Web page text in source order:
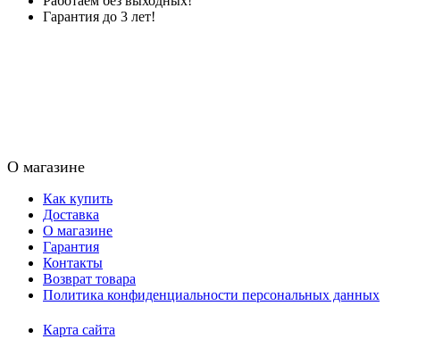
Гарантия до 3 лет!
О магазине
Как купить
Доставка
О магазине
Гарантия
Контакты
Возврат товара
Политика конфиденциальности персональных данных
Карта сайта